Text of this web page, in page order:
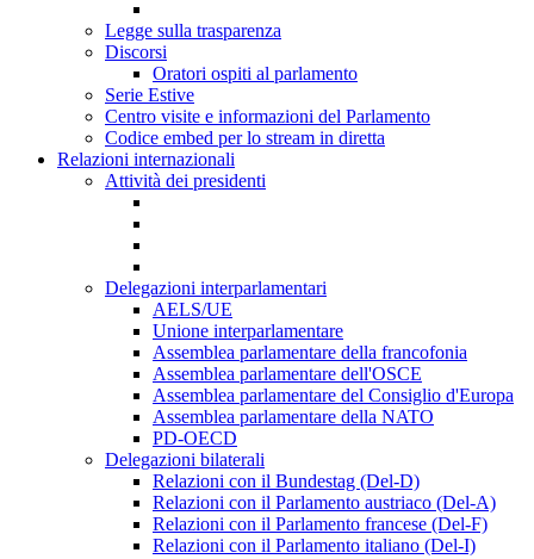
Legge sulla trasparenza
Discorsi
Oratori ospiti al parlamento
Serie Estive
Centro visite e informazioni del Parlamento
Codice embed per lo stream in diretta
Relazioni internazionali
Attività dei presidenti
Delegazioni interparlamentari
AELS/UE
Unione interparlamentare
Assemblea parlamentare della francofonia
Assemblea parlamentare dell'OSCE
Assemblea parlamentare del Consiglio d'Europa
Assemblea parlamentare della NATO
PD-OECD
Delegazioni bilaterali
Relazioni con il Bundestag (Del-D)
Relazioni con il Parlamento austriaco (Del-A)
Relazioni con il Parlamento francese (Del-F)
Relazioni con il Parlamento italiano (Del-I)